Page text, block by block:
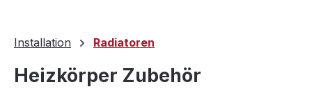
Installation Radiatoren
Heizkörper Zubehör